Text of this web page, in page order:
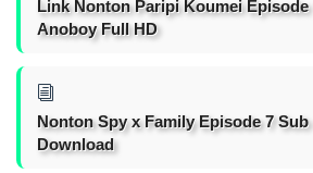
Link Nonton Paripi Koumei Episode
Anoboy Full HD
Nonton Spy x Family Episode 7
Download